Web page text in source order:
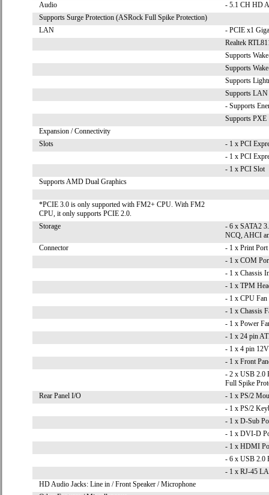
Audio
- 5.1 CH HD
Supports Surge Protection (ASRock Full Spike Protection)
LAN
- PCIE x1
Realtek
Supports
Supports
Supports
Supports LAN
- Supports
Supports PXE
Expansion / Connectivity
Slots
- 1 x PCI
- 1 x PCI
- 1 x PCI Slot
Supports AMD Dual Graphics
*PCIE 3.0 is only supported with FM2+ CPU. With FM2
CPU, it only supports PCIE 2.0.
Storage
- 6 x SATA2
NCQ, AHCI
Connector
- 1 x Print Port
- 1 x COM
- 1 x Chassis
- 1 x TPM
- 1 x CPU
- 1 x Chassis
- 1 x Power
- 1 x 24 pin
- 1 x 4 pin
- 1 x Front
- 2 x USB 2.0
Full Spike
Rear Panel I/O
- 1 x PS/2
- 1 x PS/2
- 1 x D-Sub
- 1 x DVI-D
- 1 x HDMI
- 6 x USB 2.0
- 1 x RJ-45
HD Audio Jacks: Line in / Front Speaker / Microphone